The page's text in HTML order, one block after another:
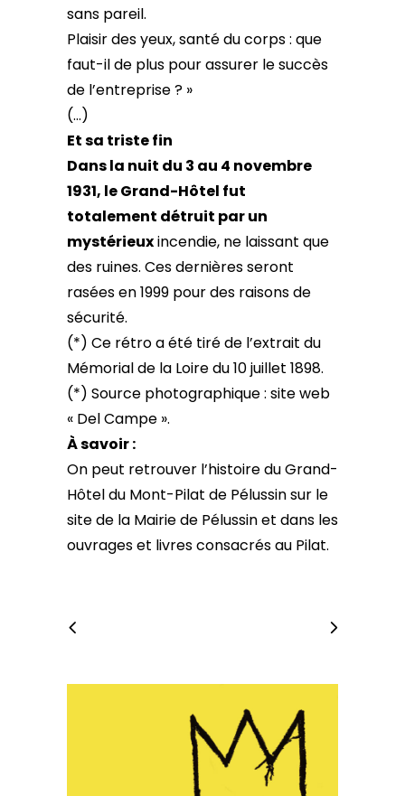
sans pareil.
Plaisir des yeux, santé du corps : que
faut-il de plus pour assurer le succès
de l’entreprise ? »
(…)
Et sa triste fin
Dans la nuit du 3 au 4 novembre
1931, le Grand-Hôtel fut
totalement détruit par un
mystérieuxincendie, ne laissant que
des ruines. Ces dernières seront
rasées en 1999 pour des raisons de
sécurité.
(*) Ce rétro a été tiré de l’extrait du
Mémorial de la Loire du 10 juillet 1898.
(*) Source photographique : site web
« Del Campe ».
À savoir :
On peut retrouver l’histoire du Grand-
Hôtel du Mont-Pilat de Pélussin sur le
site de la Mairie de Pélussin et dans les
ouvrages et livres consacrés au Pilat.